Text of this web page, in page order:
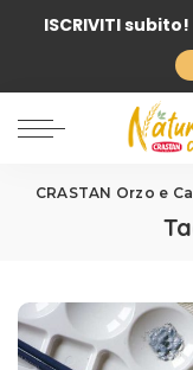
ISCRIVITI subito!
CRASTAN Orzo e